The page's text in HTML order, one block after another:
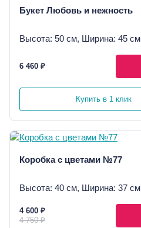
Букет Любовь и нежность
Высота: 50 см, Ширина: 45 см
6 460 ₽
Купить в 1 клик
Коробка с цветами №77
Высота: 40 см, Ширина: 37 см
4 600 ₽
4 750 ₽